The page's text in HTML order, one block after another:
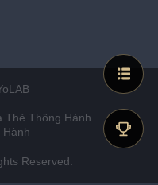
Thẻ Thông Hành
Hành
Reserved.